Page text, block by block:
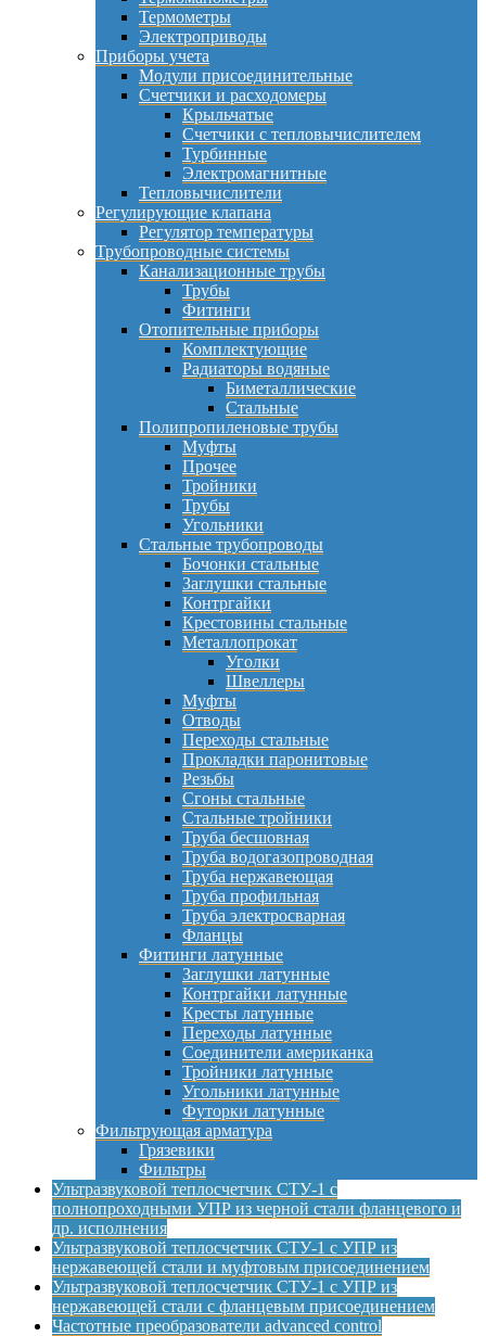
Термометры
Электроприводы
Приборы учета
Модули присоединительные
Счетчики и расходомеры
Крыльчатые
Счетчики с тепловычислителем
Турбинные
Электромагнитные
Тепловычислители
Регулирующие клапана
Регулятор температуры
Трубопроводные системы
Канализационные трубы
Трубы
Фитинги
Отопительные приборы
Комплектующие
Радиаторы водяные
Биметаллические
Стальные
Полипропиленовые трубы
Муфты
Прочее
Тройники
Трубы
Угольники
Стальные трубопроводы
Бочонки стальные
Заглушки стальные
Контргайки
Крестовины стальные
Металлопрокат
Уголки
Швеллеры
Муфты
Отводы
Переходы стальные
Прокладки паронитовые
Резьбы
Сгоны стальные
Стальные тройники
Труба бесшовная
Труба водогазопроводная
Труба нержавеющая
Труба профильная
Труба электросварная
Фланцы
Фитинги латунные
Заглушки латунные
Контргайки латунные
Кресты латунные
Переходы латунные
Соединители американка
Тройники латунные
Угольники латунные
Футорки латунные
Фильтрующая арматура
Грязевики
Фильтры
Ультразвуковой теплосчетчик СТУ-1 с
полнопроходными УПР из черной стали фланцевого и
др. исполнения
Ультразвуковой теплосчетчик СТУ-1 с УПР из
нержавеющей стали и муфтовым присоединением
Ультразвуковой теплосчетчик СТУ-1 с УПР из
нержавеющей стали с фланцевым присоединением
Частотные преобразователи advanced control